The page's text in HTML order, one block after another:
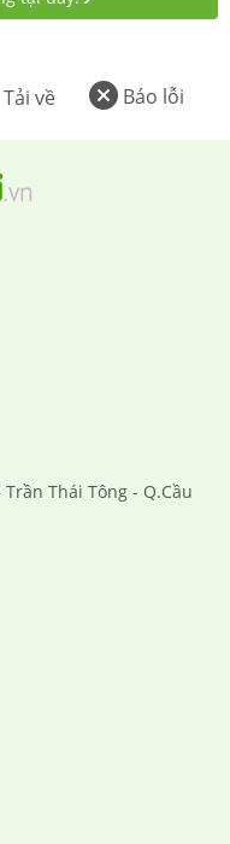
Báo lỗi
về
Thái Tông - Q.Cầu